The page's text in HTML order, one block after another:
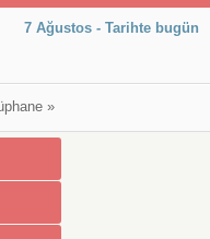
7 Ağustos - Tarihte bugün
»